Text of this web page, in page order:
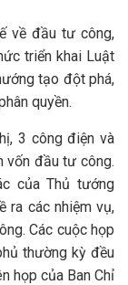
về đầu tư công,
triển khai Luật
tạo đột phá,
quyền.
3 công điện và
vốn đầu tư công.
của Thủ tướng
ra các nhiệm vụ,
Các cuộc họp
thường kỳ đều
họp của Ban Chỉ